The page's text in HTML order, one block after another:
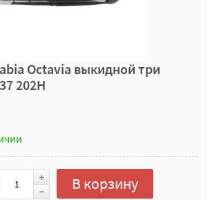
Octavia выкидной три
202H
В корзину